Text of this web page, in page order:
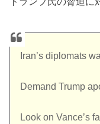
Iran’s diplomats
Demand Trump
Look on Vance’s